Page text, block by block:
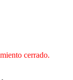
cerrado.